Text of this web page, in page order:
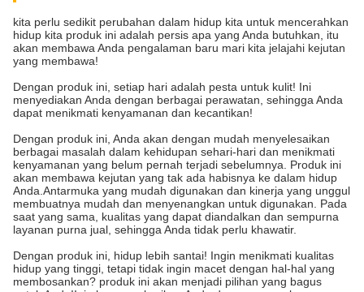
kita perlu sedikit perubahan dalam hidup kita untuk mencerahkan
hidup kita produk ini adalah persis apa yang Anda butuhkan, itu
akan membawa Anda pengalaman baru mari kita jelajahi kejutan
yang membawa!
Dengan produk ini, setiap hari adalah pesta untuk kulit! Ini
menyediakan Anda dengan berbagai perawatan, sehingga Anda
dapat menikmati kenyamanan dan kecantikan!
Dengan produk ini, Anda akan dengan mudah menyelesaikan
berbagai masalah dalam kehidupan sehari-hari dan menikmati
kenyamanan yang belum pernah terjadi sebelumnya. Produk ini
akan membawa kejutan yang tak ada habisnya ke dalam hidup
Anda.Antarmuka yang mudah digunakan dan kinerja yang unggul
membuatnya mudah dan menyenangkan untuk digunakan. Pada
saat yang sama, kualitas yang dapat diandalkan dan sempurna
layanan purna jual, sehingga Anda tidak perlu khawatir.
Dengan produk ini, hidup lebih santai! Ingin menikmati kualitas
hidup yang tinggi, tetapi tidak ingin macet dengan hal-hal yang
membosankan? produk ini akan menjadi pilihan yang bagus